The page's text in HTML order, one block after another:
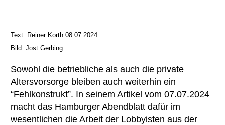
Text: Reiner Korth 08.07.2024
Bild: Jost Gerbing
Sowohl die betriebliche als auch die private
Altersvorsorge bleiben auch weiterhin ein
“Fehlkonstrukt”. In seinem Artikel vom 07.07.2024
macht das Hamburger Abendblatt dafür im
wesentlichen die Arbeit der Lobbyisten aus der